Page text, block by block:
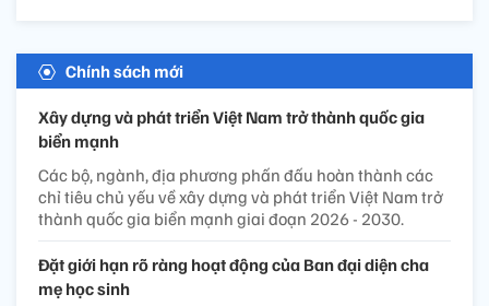
Chính sách mới
Xây dựng và phát triển Việt Nam trở thành quốc gia
biển mạnh
Các bộ, ngành, địa phương phấn đấu hoàn thành các
chỉ tiêu chủ yếu về xây dựng và phát triển Việt Nam trở
thành quốc gia biển mạnh giai đoạn 2026 - 2030.
Đặt giới hạn rõ ràng hoạt động của Ban đại diện cha
mẹ học sinh